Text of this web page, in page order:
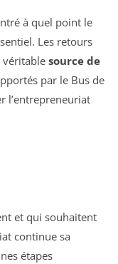
à quel point le
Les retours
véritable source de
par le Bus de
l’entrepreneuriat
et qui souhaitent
continue sa
étapes